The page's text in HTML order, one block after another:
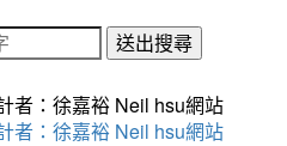
送出搜尋
者：徐嘉裕 Neil hsu網站
者：徐嘉裕 Neil hsu網站